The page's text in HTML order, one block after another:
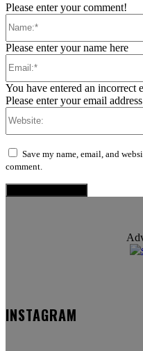
Please enter your comment!
Please enter your name here
You have entered an incorrect
Please enter your email
Save my name, email, and
comment.
INSTAGRAM